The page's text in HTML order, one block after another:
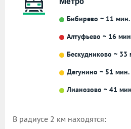
Бибирево ~ 11 мин.
Алтуфьево ~ 16
Бескудниково ~ 33
Дегунино ~ 51 мин.
Лианозово ~ 41
В радиусе 2 км находятся: